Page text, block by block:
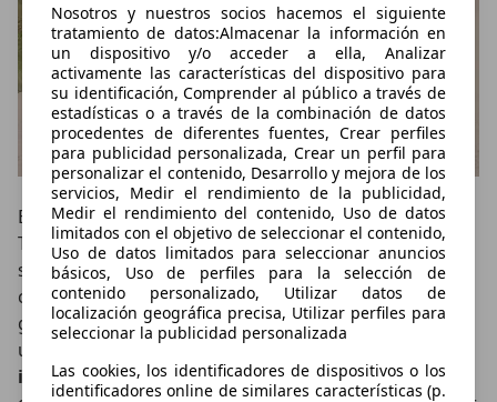
Nosotros y nuestros socios hacemos el siguiente
tratamiento de datos:Almacenar la información en
un dispositivo y/o acceder a ella, Analizar
activamente las características del dispositivo para
su identificación, Comprender al público a través de
estadísticas o a través de la combinación de datos
procedentes de diferentes fuentes, Crear perfiles
para publicidad personalizada, Crear un perfil para
personalizar el contenido, Desarrollo y mejora de los
servicios, Medir el rendimiento de la publicidad,
Medir el rendimiento del contenido, Uso de datos
limitados con el objetivo de seleccionar el contenido,
Uso de datos limitados para seleccionar anuncios
básicos, Uso de perfiles para la selección de
contenido personalizado, Utilizar datos de
localización geográfica precisa, Utilizar perfiles para
seleccionar la publicidad personalizada
Las cookies, los identificadores de dispositivos o los
identificadores online de similares características (p.
El acabado Adventure no afecta a la mecánica del
Toyota Rav 4, más allá de lo indicado en las
suspensiones 1 centímetro más altas. Por tanto,
cuenta con un motor de combustión alimentado por
gasolina de 2,5 litros y 4 cilindros. Atmosférico y con
una
consciente combinación de inyección directa e
indirecta, entrega 177 CV a 6.000 rpm., una cifra “muy